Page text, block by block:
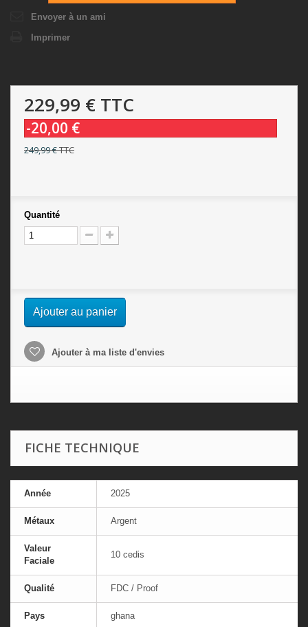
Envoyer à un ami
Imprimer
229,99 € TTC
-20,00 €
249,99 €TTC
Quantité
Ajouter au panier
Ajouter à ma liste d'envies
FICHE TECHNIQUE
Année 2025
Métaux Argent
Valeur
Faciale
10 cedis
Qualité FDC / Proof
Pays ghana